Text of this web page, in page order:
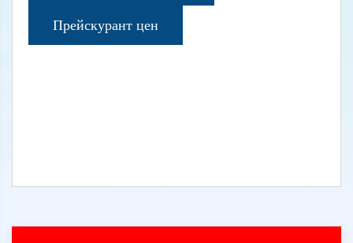
Прейскурант цен